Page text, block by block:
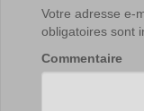
Votre adresse e-
obligatoires sont
Commentaire